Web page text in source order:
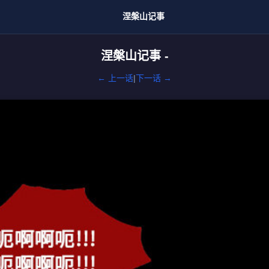
涅槃山记事
涅槃山记事 -
← 上一话|下一话 →